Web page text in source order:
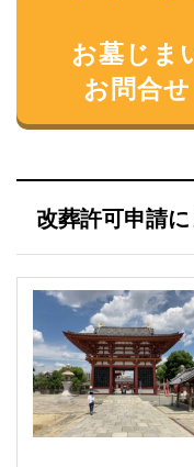
お墓じま
お問合
改葬許可申請